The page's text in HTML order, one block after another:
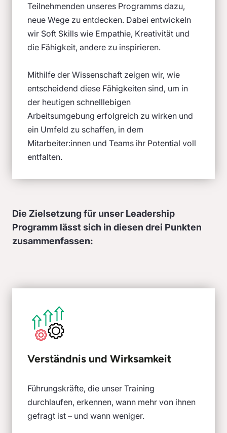
Teilnehmenden unseres Programms dazu,
neue Wege zu entdecken. Dabei entwickeln
wir Soft Skills wie Empathie, Kreativität und
die Fähigkeit, andere zu inspirieren.
Mithilfe der Wissenschaft zeigen wir, wie
entscheidend diese Fähigkeiten sind, um in
der heutigen schnelllebigen
Arbeitsumgebung erfolgreich zu wirken und
ein Umfeld zu schaffen, in dem
Mitarbeiter:innen und Teams ihr Potential voll
entfalten.
Die Zielsetzung für unser Leadership
Programm lässt sich in diesen drei Punkten
zusammenfassen:
Verständnis und Wirksamkeit
Führungskräfte, die unser Training
durchlaufen, erkennen, wann mehr von ihnen
gefragt ist – und wann weniger.